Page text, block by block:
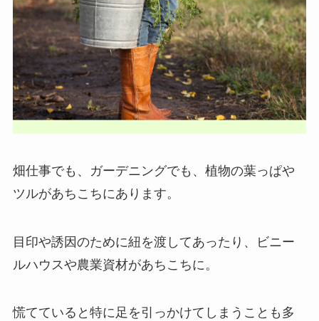
畑仕事でも、ガーデニングでも、植物の葉っぱや
ツルがあちこちにあります。
目印や誘因のために紐を渡してあったり、ビニー
ルハウスや農業資材があちこちに。
慌てていると特に足を引っかけてしまうことも多